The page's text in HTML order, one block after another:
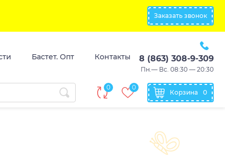
Заказать звонок
Бастет. Опт Контакты 8 (863) 308-9-309
Пн.— Вс. 08:30 — 20:30
0 0
Корзина 0